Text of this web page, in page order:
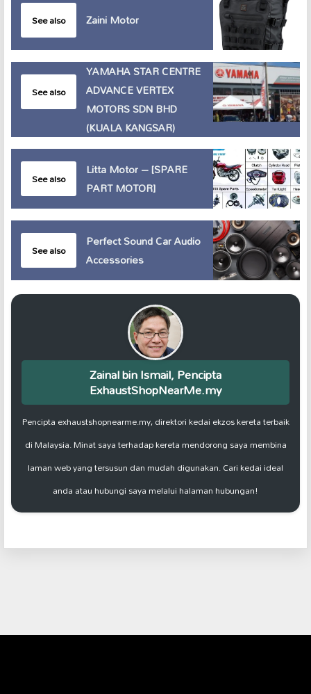
See also Zaini Motor
See also
YAMAHA STAR CENTRE
ADVANCE VERTEX
MOTORS SDN BHD
(KUALA KANGSAR)
See also
Litta Motor – [SPARE
PART MOTOR]
See also
Perfect Sound Car Audio
Accessories
Zainal bin Ismail, Pencipta
ExhaustShopNearMe.my
Pencipta exhaustshopnearme.my, direktori kedai ekzos kereta terbaik
di Malaysia. Minat saya terhadap kereta mendorong saya membina
laman web yang tersusun dan mudah digunakan. Cari kedai ideal
anda atau hubungi saya melalui halaman hubungan!